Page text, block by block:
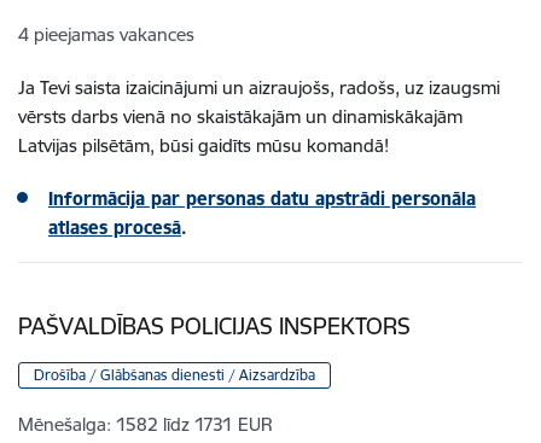
4 pieejamas vakances
Ja Tevi saista izaicinājumi un aizraujošs, radošs, uz izaugsmi
vērsts darbs vienā no skaistākajām un dinamiskākajām
Latvijas pilsētām, būsi gaidīts mūsu komandā!
Informācija par personas datu apstrādi personāla
atlases procesā.
PAŠVALDĪBAS POLICIJAS INSPEKTORS
Drošība / Glābšanas dienesti / Aizsardzība
Mēnešalga: 1582 līdz 1731 EUR